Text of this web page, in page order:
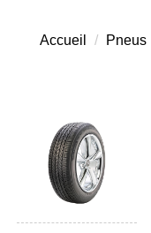
Accueil Pneus